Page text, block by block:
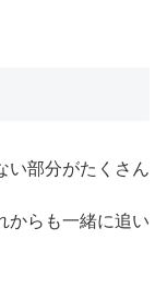
い部分がたくさん
からも一緒に追い